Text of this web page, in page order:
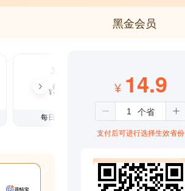
黑金会员
3个月
¥99
每日仅1.08元
¥ 14.9
支付后可进行选择生效省份